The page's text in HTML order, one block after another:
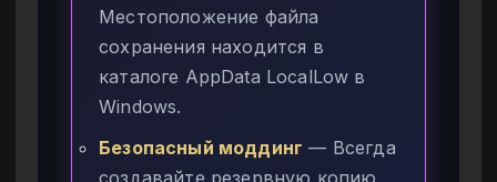
Местоположение файла
сохранения находится в
каталоге AppData LocalLow в
Windows.
Безопасный моддинг — Всегда